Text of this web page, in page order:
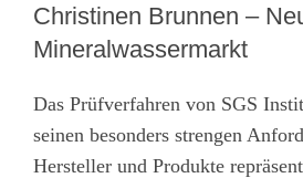
Christinen Brunnen –
Mineralwassermarkt
Das Prüfverfahren von SGS
seinen besonders strengen
Hersteller und Produkte